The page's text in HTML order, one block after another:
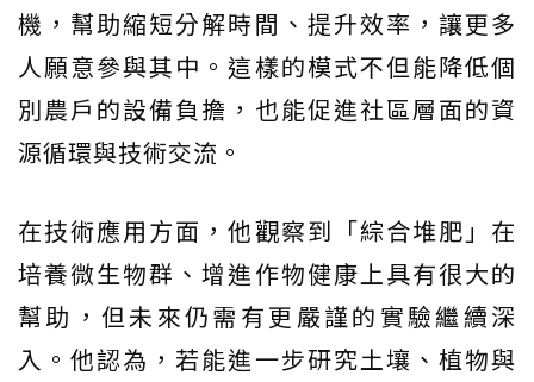
機，幫助縮短分解時間、提升效率，讓更多
人願意參與其中。這樣的模式不但能降低個
別農戶的設備負擔，也能促進社區層面的資
源循環與技術交流。
在技術應用方面，他觀察到「綜合堆肥」在
培養微生物群、增進作物健康上具有很大的
幫助，但未來仍需有更嚴謹的實驗繼續深
入。他認為，若能進一步研究土壤、植物與